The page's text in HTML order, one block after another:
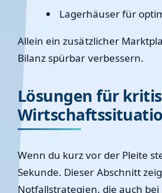
Lagerhäuser für
Allein ein zusätzlicher
Bilanz spürbar verbessern.
Lösungen für
Wenn du kurz vor der Pleite
Sekunde. Dieser Abschnitt
Notfallstrategien, die auch